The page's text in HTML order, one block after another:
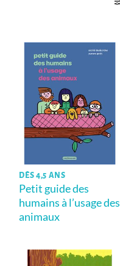
DÈS 4,5 ANS
Petit guide des
humains à l’usage des
animaux